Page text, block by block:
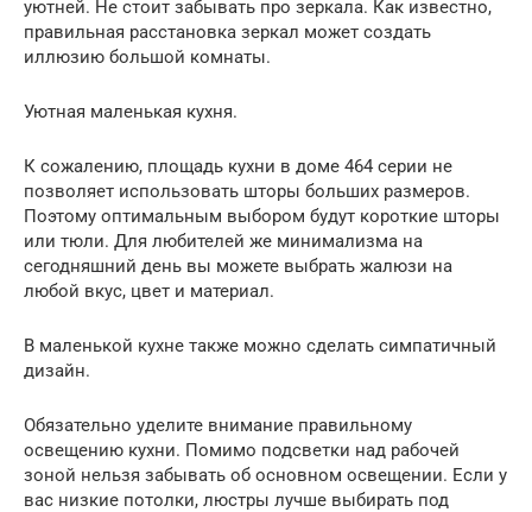
уютней. Не стоит забывать про зеркала. Как известно,
правильная расстановка зеркал может создать
иллюзию большой комнаты.
Уютная маленькая кухня.
К сожалению, площадь кухни в доме 464 серии не
позволяет использовать шторы больших размеров.
Поэтому оптимальным выбором будут короткие шторы
или тюли. Для любителей же минимализма на
сегодняшний день вы можете выбрать жалюзи на
любой вкус, цвет и материал.
В маленькой кухне также можно сделать симпатичный
дизайн.
Обязательно уделите внимание правильному
освещению кухни. Помимо подсветки над рабочей
зоной нельзя забывать об основном освещении. Если у
вас низкие потолки, люстры лучше выбирать под